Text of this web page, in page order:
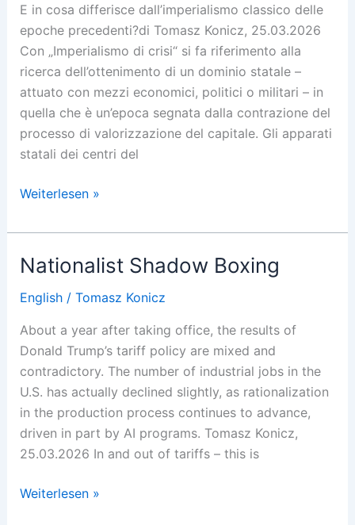
E in cosa differisce dall’imperialismo classico delle
epoche precedenti?di Tomasz Konicz, 25.03.2026
Con „Imperialismo di crisi“ si fa riferimento alla
ricerca dell’ottenimento di un dominio statale –
attuato con mezzi economici, politici o militari – in
quella che è un’epoca segnata dalla contrazione del
processo di valorizzazione del capitale. Gli apparati
statali dei centri del
Cos’è
di
crisi?
Weiterlesen »
Nationalist Shadow Boxing
English/ Tomasz Konicz
About a year after taking office, the results of
Donald Trump’s tariff policy are mixed and
contradictory. The number of industrial jobs in the
U.S. has actually declined slightly, as rationalization
in the production process continues to advance,
driven in part by AI programs. Tomasz Konicz,
25.03.2026 In and out of tariffs – this is
Nationalist
Weiterlesen »